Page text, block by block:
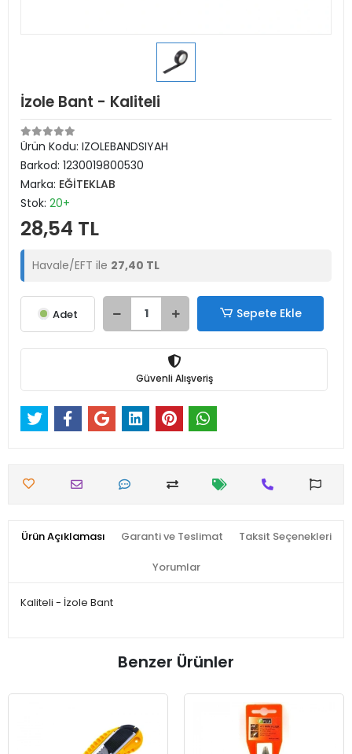
İzole Bant - Kaliteli
Ürün Kodu: IZOLEBANDSIYAH
Barkod: 1230019800530
Marka: EĞİTEKLAB
Stok: 20+
28,54 TL
Havale/EFT ile 27,40 TL
Adet Sepete Ekle
Güvenli Alışveriş
Ürün Açıklaması Garanti ve Teslimat Taksit Seçenekleri
Yorumlar
Kaliteli - İzole Bant
Benzer Ürünler